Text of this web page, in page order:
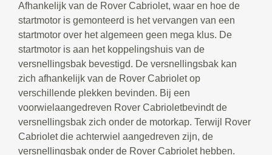
Afhankelijk van de Rover Cabriolet, waar en hoe de
startmotor is gemonteerd is het vervangen van een
startmotor over het algemeen geen mega klus. De
startmotor is aan het koppelingshuis van de
versnellingsbak bevestigd. De versnellingsbak kan
zich afhankelijk van de Rover Cabriolet op
verschillende plekken bevinden. Bij een
voorwielaangedreven Rover Cabrioletbevindt de
versnellingsbak zich onder de motorkap. Terwijl Rover
Cabriolet die achterwiel aangedreven zijn, de
versnellingsbak onder de Rover Cabriolet hebben.